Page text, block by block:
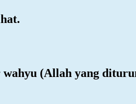
(Allah yang